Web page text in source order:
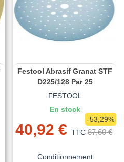
Festool Abrasif Granat STF
D225/128 Par 25
FESTOOL
En stock
40,92 € TTC 87,60 €
-53,29%
Conditionnement